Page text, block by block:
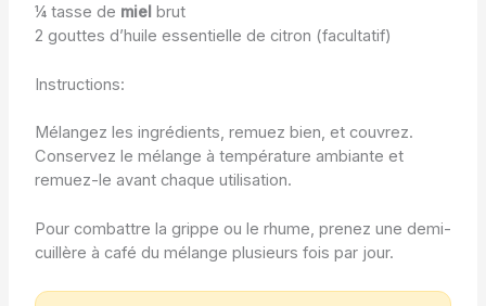
¼ tasse de miel brut
2 gouttes d’huile essentielle de citron (facultatif)
Instructions:
Mélangez les ingrédients, remuez bien, et couvrez.
Conservez le mélange à température ambiante et
remuez-le avant chaque utilisation.
Pour combattre la grippe ou le rhume, prenez une demi-
cuillère à café du mélange plusieurs fois par jour.